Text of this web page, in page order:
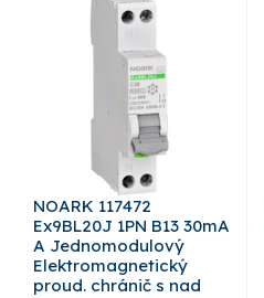
NOARK 117472
Ex9BL20J 1PN B13 30mA
A Jednomodulový
Elektromagnetický
proud. chránič s nad